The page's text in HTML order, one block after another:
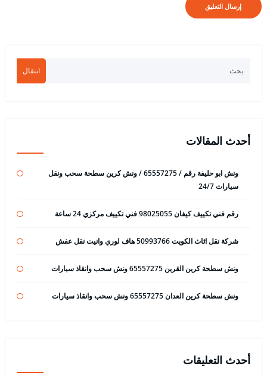
انتقال
أحدث المقالات
ونش ابو حليفة رقم / 65557275 / ونش كرين سطحة سحب ونقل
سيارات 24/7
رقم فني تكييف كيفان 98025055 فني تكييف مركزي 24 ساعة
شركة نقل اثاث الكويت 50993766 هاف لوري وانيت نقل عفش
ونش سطحة كرين القرين 65557275 ونش سحب وانقاذ سيارات
ونش سطحة كرين العدان 65557275 ونش سحب وانقاذ سيارات
أحدث التعليقات